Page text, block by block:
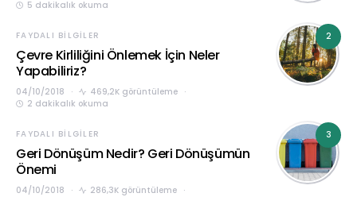
5 dakikalık okuma
2
FAYDALI BILGILER
Çevre Kirliliğini Önlemek İçin Neler
Yapabiliriz?
04/10/2018
469,2K görüntüleme
2 dakikalık okuma
3
FAYDALI BILGILER
Geri Dönüşüm Nedir? Geri Dönüşümün
Önemi
04/10/2018
286,3K görüntüleme